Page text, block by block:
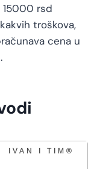
15000 rsd
troškova,
cena u